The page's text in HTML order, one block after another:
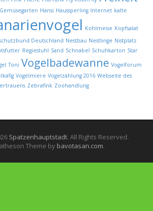
Gemüsegarten Hansi Haussperling Internet kalte
Kohlmeise Kopfsalat
Deutschland Nestbau Nestlinge Nistplatz
Regiestuhl Sand Schnabel Schuhkarton Star
Toni Vogelbadewanne Vogelforum
Vogelmiere Vogelzählung 2016 Webseite des
Zebrafink Zoohandlung
Spatzenhauptstadt. All Rights Reserved.
Theme by bavotasan.com.